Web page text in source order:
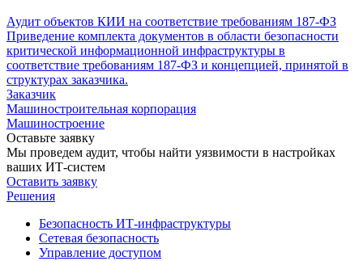
Аудит объектов КИИ на соответствие требованиям 187-ФЗ
Приведение комплекта документов в области безопасности
критической информационной инфраструктуры в
соответствие требованиям 187-ФЗ и концепцией, принятой в
структурах заказчика.
Заказчик
Машиностроительная корпорация
Машиностроение
Оставьте заявку
Мы проведем аудит, чтобы найти уязвимости в настройках
ваших ИТ-систем
Оставить заявку
Решения
Безопасность ИТ-инфраструктуры
Сетевая безопасность
Управление доступом